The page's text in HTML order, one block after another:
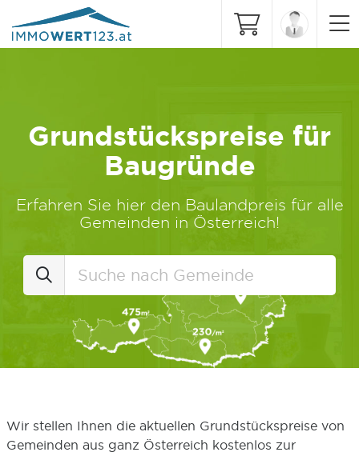
Grundstückspreise für
Baugründe
Erfahren Sie hier den Baulandpreis für alle
Gemeinden in Österreich!
Wir stellen Ihnen die aktuellen Grundstückspreise von
Gemeinden aus ganz Österreich kostenlos zur